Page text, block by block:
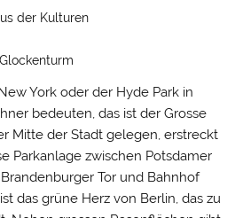
der Kulturen
Glockenturm
York oder der Hyde Park in
bedeuten, das ist der Grosse
Mitte der Stadt gelegen, erstreckt
Parkanlage zwischen Potsdamer
Tor und Bahnhof
das grüne Herz von Berlin, das zu